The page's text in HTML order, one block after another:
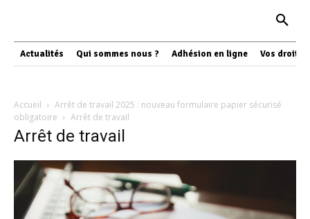
Actualités Qui sommes nous ? Adhésion en ligne Vos droits
Accueil
Arrêt de travail 2025 : nouveau formulaire papier sécurisé
obligatoire
Arrêt de travail
Arrêt de travail